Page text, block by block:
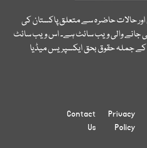
حالات حاضرہ سے متعلق پاکستان کی
جانے والی ویب سائٹ ہے۔ اس ویب سائٹ
کے جملہ حقوق بحق ایکسپریس میڈیا
Privacy
Policy
Contact
Us